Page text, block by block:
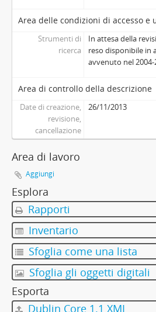
Area delle condizioni di accesso e
Strumenti di
ricerca
In attesa della
reso disponibile in
avvenuto nel 2004-
Area di controllo della descrizione
Date di creazione,
revisione,
cancellazione
26/11/2013
Area di lavoro
Aggiungi
Esplora
Rapporti
Inventario
Sfoglia come una lista
Sfoglia gli oggetti digitali
Esporta
Dublin Core 1.1 XML